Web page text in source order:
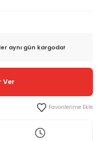
aynı gün kargoda!
Ver